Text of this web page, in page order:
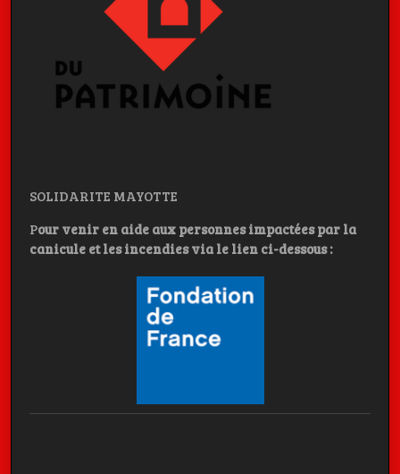
SOLIDARITE MAYOTTE
Pour venir en aide aux personnes impactées par la
canicule et les incendies via le lien ci-dessous :